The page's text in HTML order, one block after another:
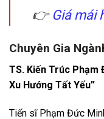
👉 Giá mái
Chuyên Gia
TS. Kiến Trúc Phạm
Xu Hướng Tất Yếu”
Tiến sĩ Phạm Đức